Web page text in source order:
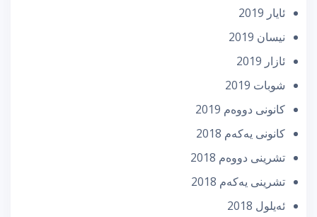
ئایار 2019
نیسان 2019
ئازار 2019
شوبات 2019
كانونی دووه‌م 2019
كانونی یه‌كه‌م 2018
تشرینی دووه‌م 2018
تشرینی یه‌كه‌م 2018
ئه‌یلول 2018